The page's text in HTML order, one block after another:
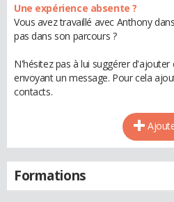
Une expérience absente ?
Vous avez travaillé avec Anthony
pas dans son parcours ?
N'hésitez pas à lui suggérer d'ajouter
envoyant un message. Pour cela
contacts.
Formations